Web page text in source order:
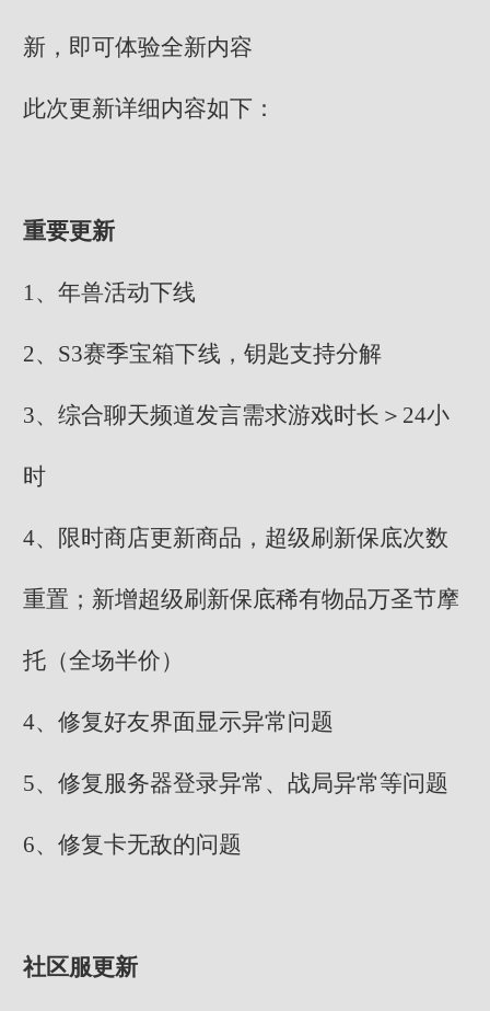
新，即可体验全新内容
此次更新详细内容如下：
重要更新
1、年兽活动下线
2、S3赛季宝箱下线，钥匙支持分解
3、综合聊天频道发言需求游戏时长＞24小
时
4、限时商店更新商品，超级刷新保底次数
重置；新增超级刷新保底稀有物品万圣节摩
托（全场半价）
4、修复好友界面显示异常问题
5、修复服务器登录异常、战局异常等问题
6、修复卡无敌的问题
社区服更新